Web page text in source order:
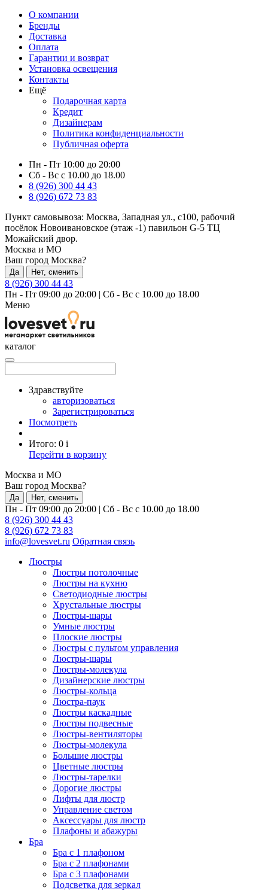
О компании
Бренды
Доставка
Оплата
Гарантии и возврат
Установка освещения
Контакты
Ещё
Подарочная карта
Кредит
Дизайнерам
Политика конфиденциальности
Публичная оферта
Пн - Пт 10:00 до 20:00
Сб - Вс с 10.00 до 18.00
8 (926) 300 44 43
8 (926) 672 73 83
Пункт самовывоза: Москва, Западная ул., с100, рабочий
посёлок Новоивановское (этаж -1) павильон G-5 ТЦ
Можайский двор.
Москва и МО
Ваш город Москва?
Да Нет, сменить
8 (926) 300 44 43
Пн - Пт 09:00 до 20:00 | Сб - Вс с 10.00 до 18.00
Меню
каталог
Здравствуйте
авторизоваться
Зарегистрироваться
Посмотреть
Итого: 0 i
Перейти в корзину
Москва и МО
Ваш город Москва?
Да Нет, сменить
Пн - Пт 09:00 до 20:00 | Сб - Вс с 10.00 до 18.00
8 (926) 300 44 43
8 (926) 672 73 83
info@lovesvet.ru Обратная связь
Люстры
Люстры потолочные
Люстры на кухню
Светодиодные люстры
Хрустальные люстры
Люстры-шары
Умные люстры
Плоские люстры
Люстры с пультом управления
Люстры-шары
Люстры-молекула
Дизайнерские люстры
Люстры-кольца
Люстра-паук
Люстры каскадные
Люстры подвесные
Люстры-вентиляторы
Люстры-молекула
Большие люстры
Цветные люстры
Люстры-тарелки
Дорогие люстры
Лифты для люстр
Управление светом
Аксессуары для люстр
Плафоны и абажуры
Бра
Бра с 1 плафоном
Бра с 2 плафонами
Бра с 3 плафонами
Подсветка для зеркал